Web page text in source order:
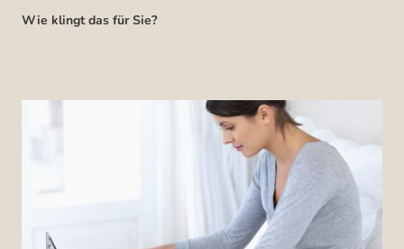
Wie klingt das für Sie?